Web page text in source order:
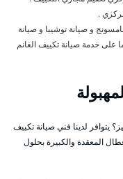
.
و صيانة توشيبا و صيانة
على خدمة صيانة تكييف الغانم
يتوافر لدينا فني صيانة تكييف
المعقدة والكبيرة بحلول